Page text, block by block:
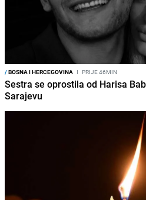
/BOSNA I HERCEGOVINA I PRIJE 46MIN
Sestra se oprostila od Harisa
Sarajevu